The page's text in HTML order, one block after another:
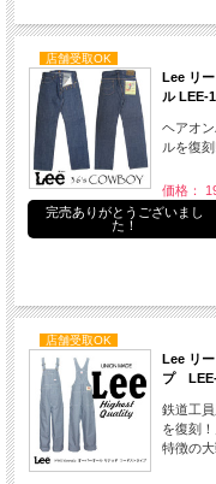
店舗受取OK
Lee リ
ル LEE-
ヘアオ
ルを復刻!
価格：
完売ありがとうございまし
た！
店舗受取OK
Lee リ
プ
鉄道工
を復刻
特徴の大